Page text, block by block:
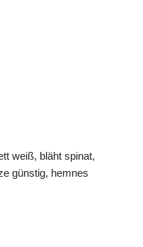
weiß, bläht spinat,
günstig, hemnes